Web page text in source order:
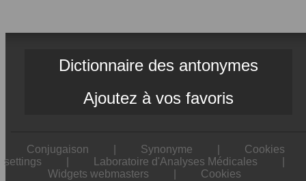
Dictionnaire des antonymes
Ajoutez à vos favoris
Conjugaison Synonyme
Cookies
settings
Laboratoire d'Analyses Médicales
Widgets webmasters
Cookies